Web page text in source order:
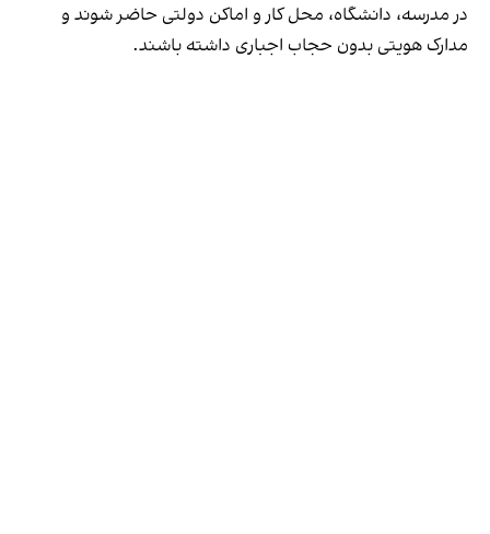
در مدرسه، دانشگاه، محل کار و اماکن دولتی حاضر شوند و
مدارک هویتی بدون حجاب اجباری داشته باشند.